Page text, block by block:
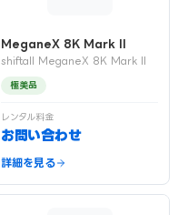
MeganeX 8K Mark II
shiftall MeganeX 8K Mark II
極美品
レンタル料金
お問い合わせ
詳細を見る